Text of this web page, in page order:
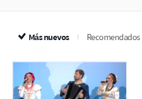
Más nuevos Recomendados